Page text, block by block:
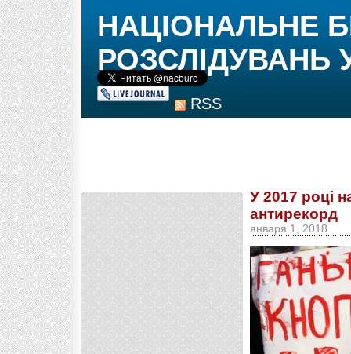
RSS
НАЦІОНАЛЬНЕ
РОЗСЛІДУВАНЬ
У 2017 році
антирекорд
января 1, 2018